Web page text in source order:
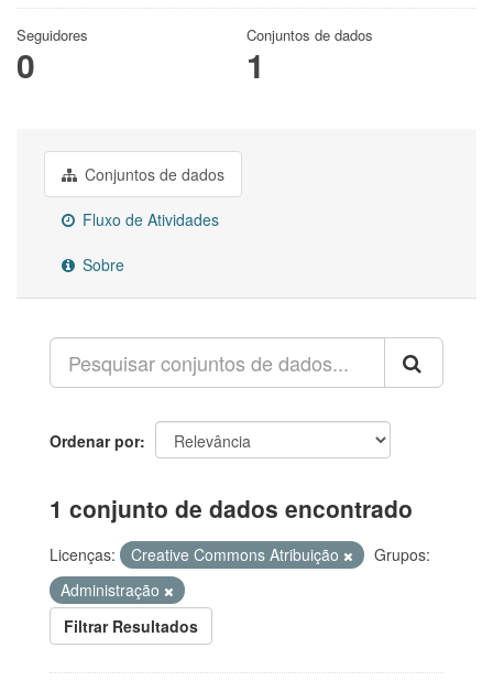
Seguidores
0
Conjuntos de dados
1
Conjuntos de dados
Fluxo de Atividades
Sobre
Ordenar por
1 conjunto de dados encontrado
Licenças: Creative Commons Atribuição
Grupos:
Administração
Filtrar Resultados